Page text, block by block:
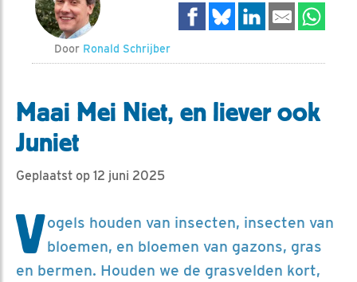
Door Ronald Schrijber
Maai Mei Niet, en liever ook
Juniet
Geplaatst op 12 juni 2025
Vogels houden van insecten, insecten van
bloemen, en bloemen van gazons, gras
en bermen. Houden we de grasvelden kort,